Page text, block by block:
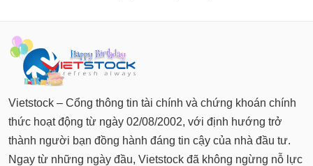
Vietstock – Cổng thông tin tài chính và chứng khoán chính
thức hoạt động từ ngày 02/08/2002, với định hướng trở
thành người bạn đồng hành đáng tin cậy của nhà đầu tư.
Ngay từ những ngày đầu, Vietstock đã không ngừng nỗ lực